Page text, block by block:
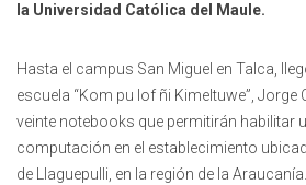
la Universidad Católica del Maule.
Hasta el campus San Miguel en Talca,
escuela “Kom pu lof ñi Kimeltuwe”, Jorge
veinte notebooks que permitirán habilitar
computación en el establecimiento
de Llaguepulli, en la región de la Araucanía.